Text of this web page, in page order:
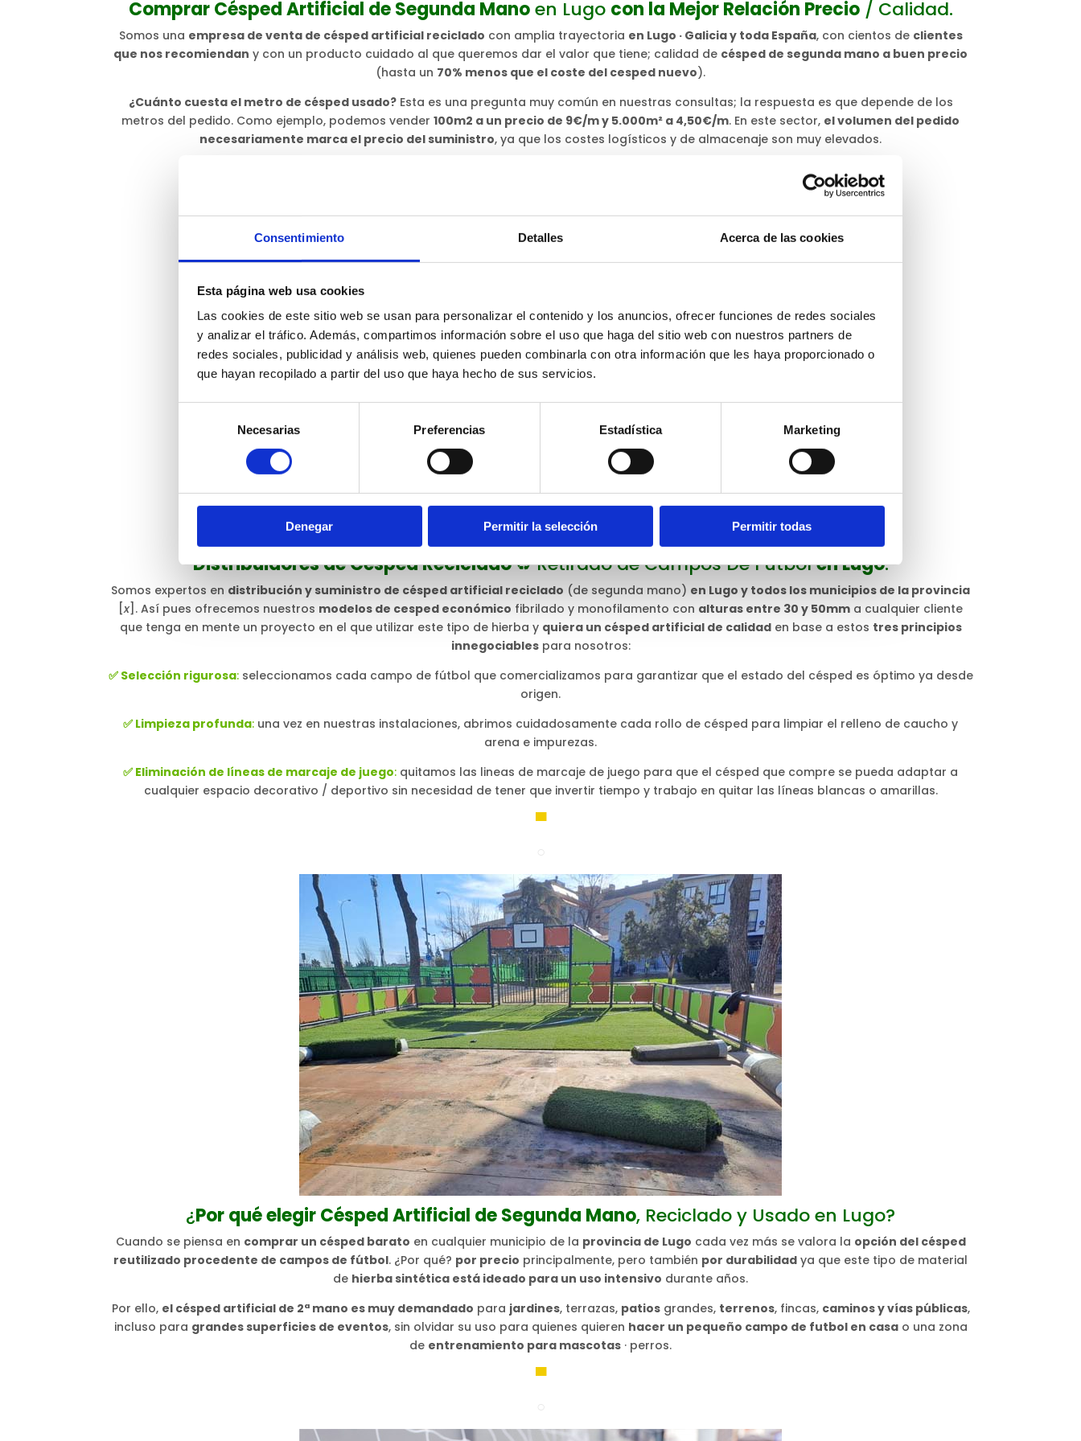
Consentimiento Detalles Acerca de las cookies
Esta página web usa cookies
Las cookies de este sitio web se usan para personalizar el contenido y los anuncios, ofrecer funciones de redes sociales
y analizar el tráfico. Además, compartimos información sobre el uso que haga del sitio web con nuestros partners de
redes sociales, publicidad y análisis web, quienes pueden combinarla con otra información que les haya proporcionado o
que hayan recopilado a partir del uso que haya hecho de sus servicios.
consentimiento
Necesarias Preferencias Estadística Marketing
Denegar Permitir la selección Permitir todas
Comprar Césped Artificial de Segunda Manoen Lugo con la Mejor Relación Precio/ Calidad.
Somos una empresa de venta de césped artificial reciclado con amplia trayectoria en Lugo · Galicia y toda España, con cientos de clientes
que nos recomiendan y con un producto cuidado al que queremos dar el valor que tiene; calidad de césped de segunda mano a buen precio
(hasta un 70% menos que el coste del cesped nuevo).
¿Cuánto cuesta el metro de césped usado?Esta es una pregunta muy común en nuestras consultas; la respuesta es que depende de los
metros del pedido. Como ejemplo, podemos vender 100m2 a un precio de 9€/m y 5.000m² a 4,50€/m. En este sector, el volumen del pedido
necesariamente marca el precio del suministro, ya que los costes logísticos y de almacenaje son muy elevados.
Distribuidores de Césped Reciclado♻️ Retirado de Campos De Fútbolen Lugo.
Somos expertos en distribución y suministro de césped artificial reciclado (de segunda mano) en Lugo y todos los municipios de la provincia
[x ]. Así pues ofrecemos nuestros modelos de cesped económico fibrilado y monofilamento con alturas entre 30 y 50mm a cualquier cliente
que tenga en mente un proyecto en el que utilizar este tipo de hierba y quiera un césped artificial de calidaden base a estos tres principios
innegociablespara nosotros:
✅ Selección rigurosa:seleccionamos cada campo de fútbol que comercializamos para garantizar que el estado del césped es óptimo ya desde
origen.
✅ Limpieza profunda: una vez en nuestras instalaciones, abrimos cuidadosamente cada rollo de césped para limpiar el relleno de caucho y
arena e impurezas.
✅ Eliminación de líneas de marcaje de juego: quitamos las lineas de marcaje de juego para que el césped que compre se pueda adaptar a
cualquier espacio decorativo / deportivo sin necesidad de tener que invertir tiempo y trabajo en quitar las líneas blancas o amarillas.
▀
¿Por qué elegir Césped Artificial de Segunda Mano, Reciclado y Usado en Lugo?
Cuando se piensa en comprar un césped barato en cualquier municipio de la provincia de Lugo cada vez más se valora la opción del césped
reutilizado procedente de campos de fútbol. ¿Por qué? por precio principalmente, pero también por durabilidad ya que este tipo de material
de hierba sintética está ideado para un uso intensivo durante años.
Por ello, el césped artificial de 2ª mano es muy demandado para jardines, terrazas, patiosgrandes, terrenos, fincas, caminos y vías públicas,
incluso para grandes superficies de eventos, sin olvidar su uso para quienes quieren hacer un pequeño campo de futbol en casao una zona
de entrenamiento para mascotas · perros.
▀